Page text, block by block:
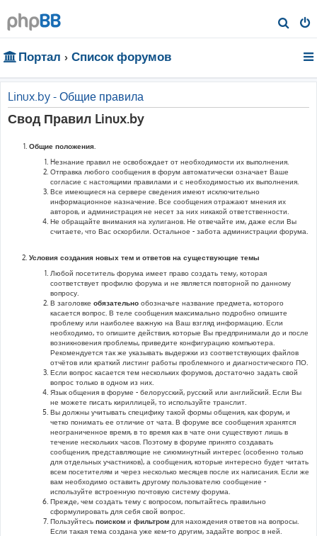
о
Портал Список форумов
Linux.by - Общие правила
Свод Правил Linux.by
Общие положения.
Hезнание правил не освобождает от необходимости их выполнения.
Отправка любого сообщения в форум автоматически означает Ваше
согласие с настоящими правилами и с необходимостью их выполнения.
Все имеющиеся на сервере сведения имеют исключительно
информационное назначение. Все сообщения отражают мнения их
авторов, и администрация не несет за них никакой ответственности.
Не обращайте внимания на хулиганов. Не отвечайте им, даже если Вы
считаете, что Вас оскорбили. Остальное - забота администрации форума.
Условия создания новых тем и ответов на существующие темы
Любой посетитель форума имеет право создать тему, которая
соответствует профилю форума и не является повторной по данному
вопросу.
В заголовке обязательно обозначьте название предмета, которого
касается вопрос. В теле сообщения максимально подробно опишите
проблему или наиболее важную на Ваш взгляд информацию. Если
необходимо, то опишите действия, которые Вы предпринимали до и после
возникновения проблемы, приведите конфигурацию компьютера.
Рекомендуется так же указывать выдержки из соответствующих файлов
отчётов или краткий листинг работы проблемного и диагностического ПО.
Если вопрос касается тем нескольких форумов, достаточно задать свой
вопрос только в одном из них.
Язык общения в форуме - белорусский, русский или английский. Если Вы
не можете писать кириллицей, то используйте транслит.
Вы должны учитывать специфику такой формы общения, как форум, и
четко понимать ее отличие от чата. В форуме все сообщения хранятся
неограниченное время, в то время как в чате они существуют лишь в
течение нескольких часов. Поэтому в форуме принято создавать
сообщения, представляющие не сиюминутный интерес (особенно только
для отдельных участников), а сообщения, которые интересно будет читать
всем посетителям и через несколько месяцев после их написания. Если же
вам необходимо оставить другому пользователю сообщение -
используйте встроенную почтовую систему форума.
Прежде, чем создать тему с вопросом, попытайтесь правильно
сформулировать для себя свой вопрос.
Пользуйтесь поиском и фильтром для нахождения ответов на вопросы.
Если такая тема создана уже кем-то другим, задайте вопрос в ней.